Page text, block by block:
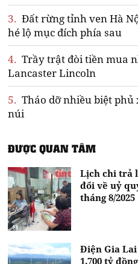
3. Đất rừng tỉnh ven Hà
hé lộ mục đích phía sau
4. Trầy trật đòi tiền mua
Lancaster Lincoln
5. Tháo dỡ nhiều biệt
núi
ĐƯỢC QUAN TÂM
Lịch chi trả
đổi về uỷ
tháng 8/2025
Điện Gia
1.700 tỷ